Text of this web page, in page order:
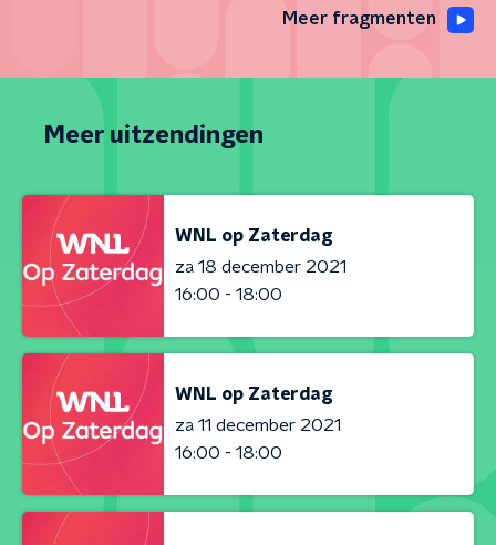
Meer fragmenten
Meer uitzendingen
WNL op Zaterdag
za 18 december 2021
16:00 - 18:00
WNL op Zaterdag
za 11 december 2021
16:00 - 18:00